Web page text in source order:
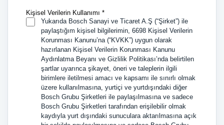
Kişisel Verilerin Kullanımı *
Yukarıda Bosch Sanayi ve Ticaret A.Ş (“Şirket”) ile
paylaştığım kişisel bilgilerimin, 6698 Kişisel Verilerin
Korunması Kanunu’na (“KVKK”) uygun olarak
hazırlanan Kişisel Verilerin Korunması Kanunu
Aydınlatma Beyanı ve Gizlilik Politikası’nda belirtilen
şartlar uyarınca şikayet, öneri ve taleplerin ilgili
birimlere iletilmesi amacı ve kapsamı ile sınırlı olmak
üzere kullanılmasına, yurtiçi ve yurtdışındaki diğer
Bosch Grubu Şirketleri ile paylaşılmasına ve sadece
Bosch Grubu Şirketleri tarafından erişilebilir olmak
kaydıyla yurt dışındaki sunuculara aktarılmasına açık